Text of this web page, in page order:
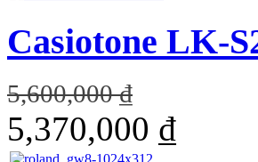
Casiotone LK-
5,600,000 ₫
5,370,000 ₫